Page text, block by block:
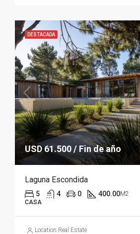
DESTACADA
USD 61.500 / Fin de año
Laguna Escondida
5 4 0 400.00M2
CASA
Location Real Estate